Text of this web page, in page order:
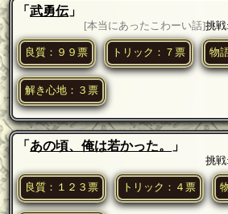
「武勇伝」
挑戦:
[本当にあったこわーい話]
良質：９９票 トリック：７票 物
解き心地：３票
「 あの頃、俺は若かった。 」
挑戦:
良質：１２３票 トリック：４票